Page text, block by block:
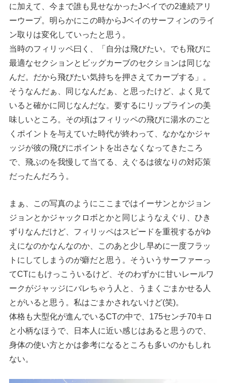
に加えて、今まで誰も見せなかったJベイでの2連続アリ
ーウープ。明らかにこの時からJベイのサーフィンのライ
ン取りは変化していったと思う。
当時のフィリッペ曰く、「自分は飛びたい。でも飛びに
最適なセクションとビッグカーブのセクションは同じな
んだ。だから飛びたい気持ちを押さえてカーブする」。
そうなんだぁ、同じなんだぁ、と思ったけど、よく見て
いると確かに同じなんだな。要するにリップラインの美
味しいところ。その頃はフィリッペの飛びに湯水のごと
くポイントを与えていた時代が終わって、なかなかジャ
ッジが彼の飛びにポイントを出さなくなってきたころ
で、飛ぶのを我慢して当てる、えぐるは彼なりの対応策
だったんだろう。
まぁ、この写真のようにここまではイーサンとかジョン
ジョンとかジャックロボとかと同じようなえぐり、ひき
ずりなんだけど、フィリッペはスピードを重視するがゆ
えになのかなんなのか、このあと少し早めに一度フラッ
トにしてしまうのが癖だと思う。そういうサーファーっ
てCTにもけっこういるけど、そのわずかに甘いレールワ
ークがジャッジにバレちゃう人と、うまくごまかせる人
とがいると思う。私はごまかされないけど(笑)。
体格も大型化が進んでいるCTの中で、175センチ70キロ
と小柄なほうで、日本人に近い感じはあると思うので、
身体の使い方とかは参考になるところも多いのかもしれ
ない。